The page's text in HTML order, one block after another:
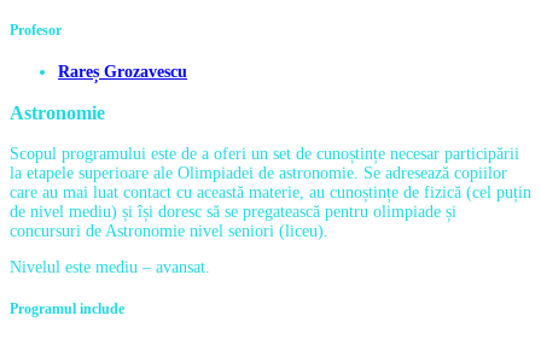
Profesor
Rareș Grozavescu
Astronomie
Scopul programului este de a oferi un set de cunoștințe necesar participării
la etapele superioare ale Olimpiadei de astronomie. Se adresează copiilor
care au mai luat contact cu această materie, au cunoștințe de fizică (cel puțin
de nivel mediu) și își doresc să se pregatească pentru olimpiade și
concursuri de Astronomie nivel seniori (liceu).
Nivelul este mediu – avansat.
Programul include